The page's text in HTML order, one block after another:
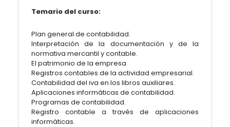
Temario del curso:
Plan general de contabilidad.
Interpretación de la documentación y de la
normativa mercantil y contable.
El patrimonio de la empresa
Registros contables de la actividad empresarial.
Contabilidad del iva en los libros auxiliares.
Aplicaciones informáticas de contabilidad.
Programas de contabilidad.
Registro contable a través de aplicaciones
informáticas.